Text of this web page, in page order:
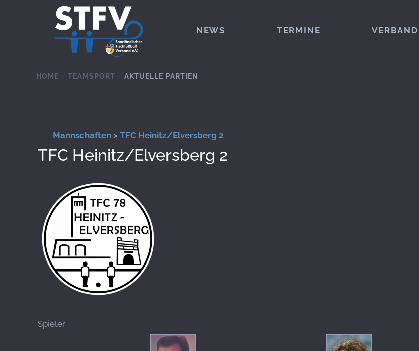
Zum Hauptinhalt springen
NEWS TERMINE VERBAND
HOME TEAMSPORT AKTUELLE PARTIEN
Mannschaften > TFC Heinitz/Elversberg 2
TFC Heinitz/Elversberg 2
Spieler